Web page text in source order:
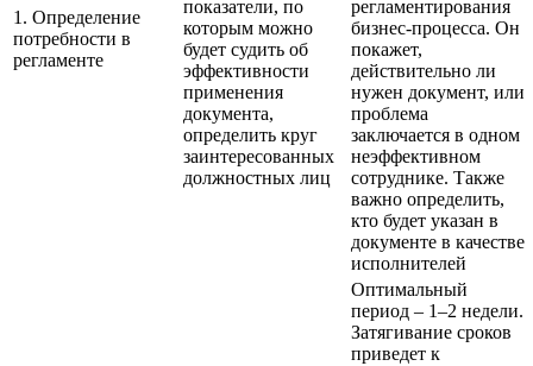
1. Определение
потребности в
регламенте
показатели, по
которым можно
будет судить об
эффективности
применения
документа,
определить круг
заинтересованных
должностных лиц
регламентирования
бизнес-процесса. Он
покажет,
действительно ли
нужен документ, или
проблема
заключается в одном
неэффективном
сотруднике. Также
важно определить,
кто будет указан в
документе в качестве
исполнителей
Оптимальный
период – 1–2 недели.
Затягивание сроков
приведет к